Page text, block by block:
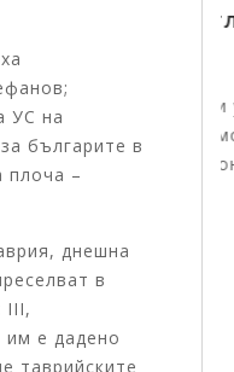
УС на
българите в
плоча –
днешна
в
III,
им е дадено
таврийските
пристигнаха в
август 2026 г. от
на децата щ...